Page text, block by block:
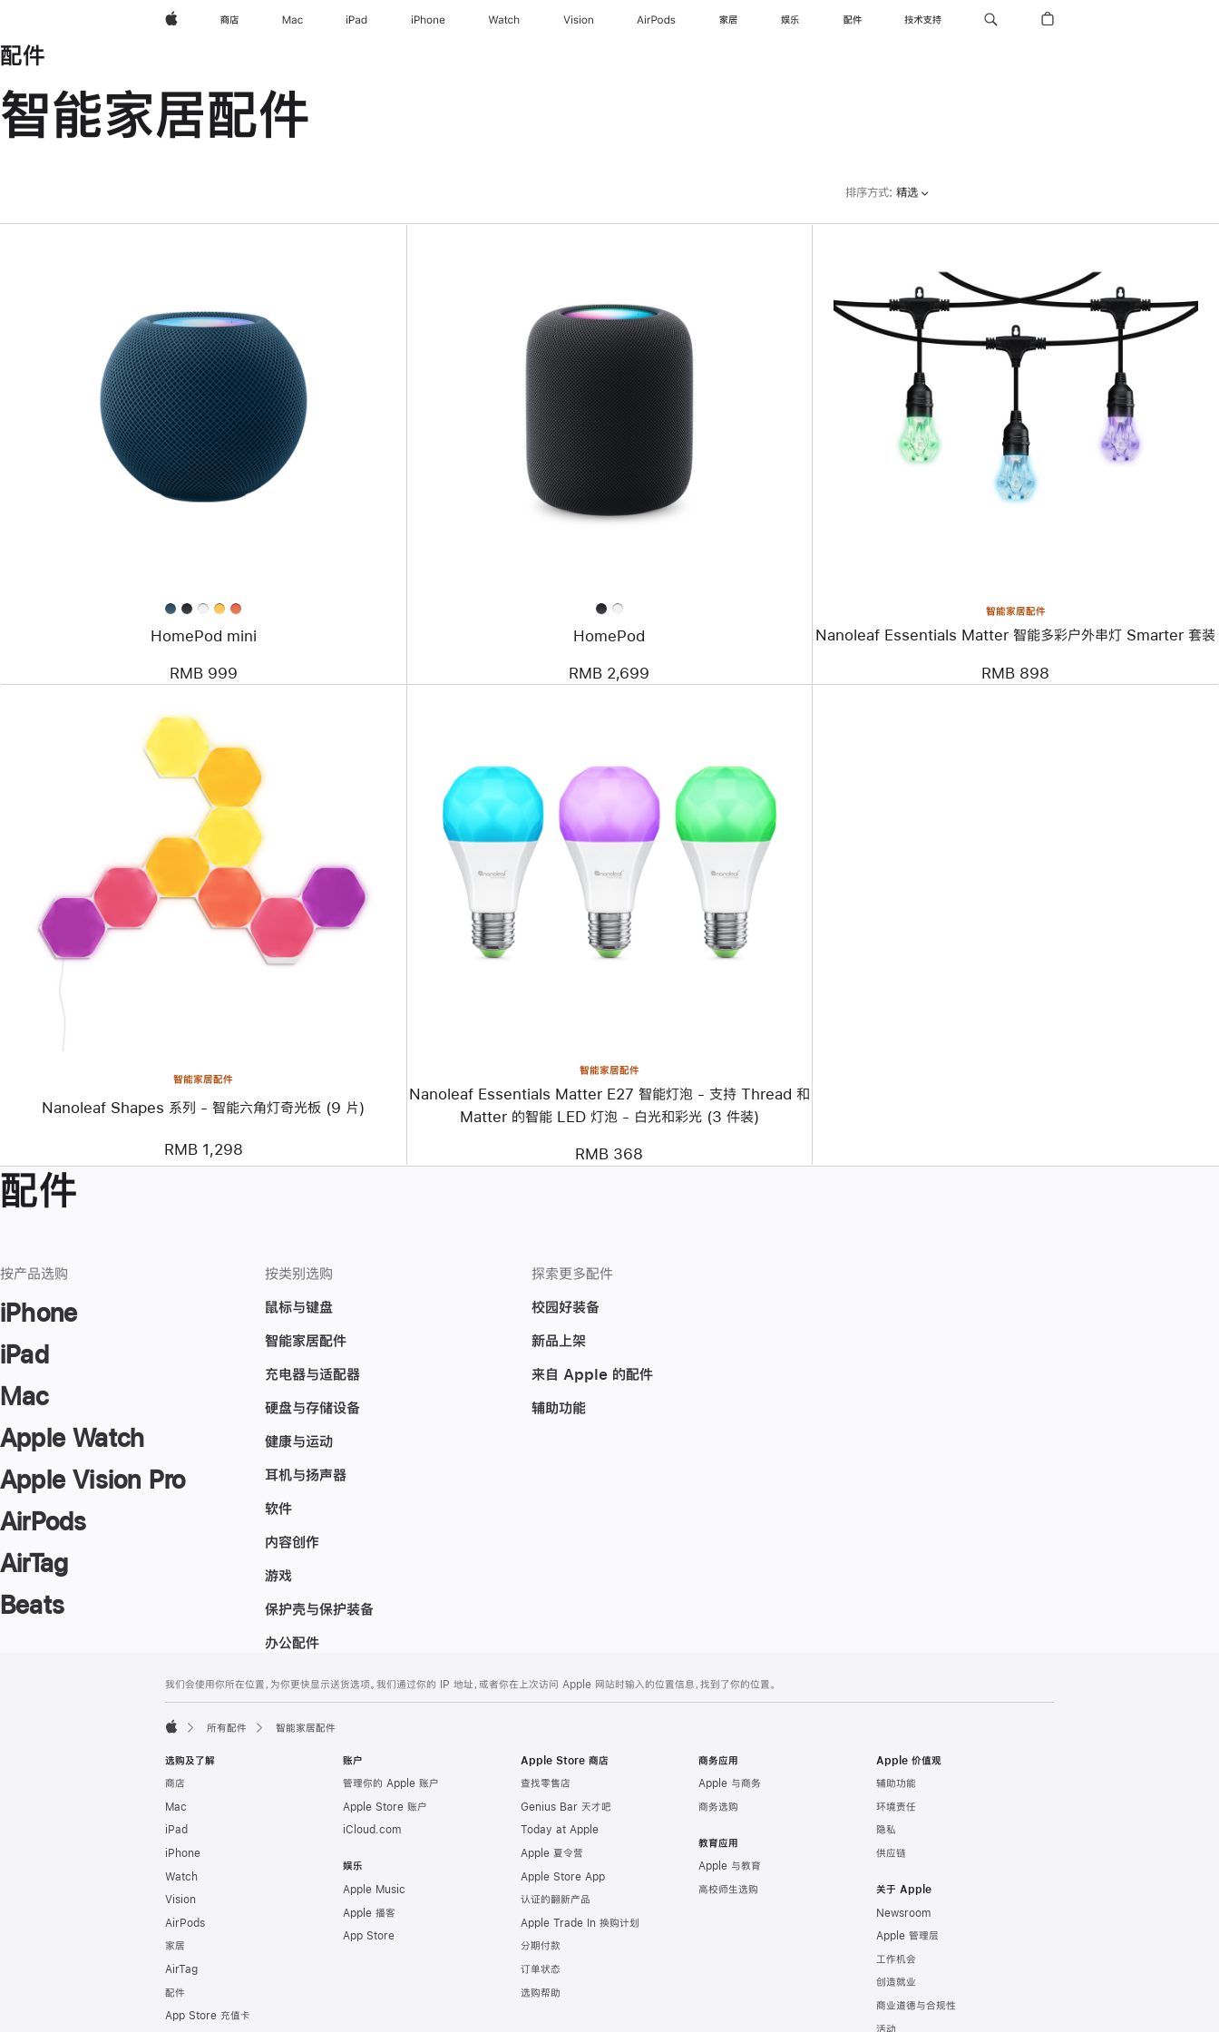
Apple 商店 Mac iPad iPhone Watch Vision AirPods 家居 娱乐 配件 技术支持
配件
智能家居配件
排序方式: 精选
HomePod mini
RMB 999
HomePod
RMB 2,699
图
像
Nanoleaf
Essentials
外
串
灯
套
装
智能家居配件
Nanoleaf Essentials Matter 智能多彩户外串灯 Smarter 套装
RMB 898
图
灯
奇
光
(9
智能家居配件
Nanoleaf Shapes 系列 - 智能六角灯奇光板 (9 片)
RMB 1,298
个
图
像
-
Nanoleaf
Essentials
-
持
Thread
和
的
白
光
和
彩
(3
装)
智能家居配件
Nanoleaf Essentials Matter E27 智能灯泡 - 支持 Thread 和
Matter 的智能 LED 灯泡 - 白光和彩光 (3 件装)
RMB 368
配件
按产品选购
iPhone
iPad
Mac
Apple Watch
Apple Vision Pro
AirPods
AirTag
Beats
按类别选购
鼠标与键盘
智能家居配件
充电器与适配器
硬盘与存储设备
健康与运动
耳机与扬声器
软件
内容创作
游戏
保护壳与保护装备
办公配件
探索更多配件
校园好装备
新品上架
来自 Apple 的配件
辅助功能
页
页
脚
注
我们会使用你所在位置，为你更快显示送货选项。我们通过你的 IP 地址，或者你在上次访问 Apple 网站时输入的位置信息，找到了你的位置。
所有配件 智能家居配件
选购及了解
商店
Mac
iPad
iPhone
Watch
Vision
AirPods
家居
AirTag
配件
App Store 充值卡
账户
管理你的 Apple 账户
Apple Store 账户
iCloud.com
娱乐
Apple Music
Apple 播客
App Store
Apple Store 商店
查找零售店
Genius Bar 天才吧
Today at Apple
Apple 夏令营
Apple Store App
认证的翻新产品
Apple Trade In 换购计划
分期付款
订单状态
选购帮助
商务应用
Apple 与商务
商务选购
教育应用
Apple 与教育
高校师生选购
Apple 价值观
辅助功能
环境责任
隐私
供应链
关于 Apple
Newsroom
Apple 管理层
工作机会
创造就业
商业道德与合规性
活动